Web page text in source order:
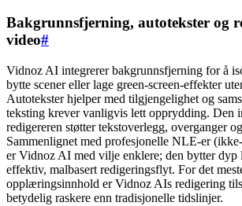
Bakgrunnsfjerning, autotekster og
video#
Vidnoz AI integrerer bakgrunnsfjerning for å
bytte scener eller lage green-screen-effekter
Autotekster hjelper med tilgjengelighet og
teksting krever vanligvis lett opprydding. Den
redigereren støtter tekstoverlegg, overganger
Sammenlignet med profesjonelle NLE-er
er Vidnoz AI med vilje enklere; den bytter dyp
effektiv, malbasert redigeringsflyt. For det
opplæringsinnhold er Vidnoz AIs redigering
betydelig raskere enn tradisjonelle tidslinjer.